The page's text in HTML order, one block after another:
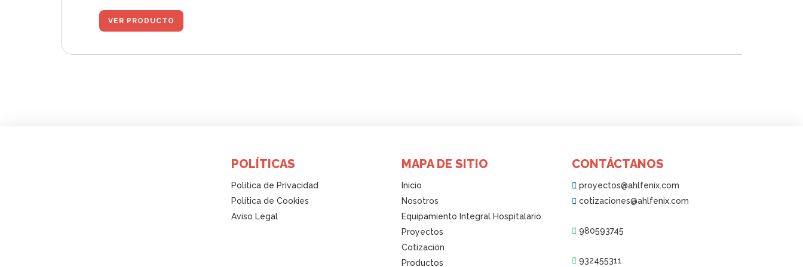
VER PRODUCTO
POLÍTICAS
Política de Privacidad
Política de Cookies
Aviso Legal
MAPA DE SITIO
Inicio
Nosotros
Equipamiento Integral Hospitalario
Proyectos
Cotización
Productos
CONTÁCTANOS
proyectos@ahlfenix.com
cotizaciones@ahlfenix.com
980593745
932455311